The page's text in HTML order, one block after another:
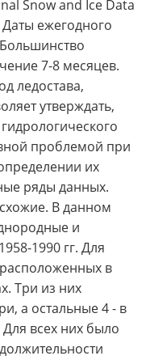
Snow and Ice Data
ежегодного
Большинство
7-8 месяцев.
ледостава,
утверждать,
проблемой при
их
ряды данных.
В данном
и
1990 гг. Для
в
Три из них
а остальные 4 - в
Для всех них было